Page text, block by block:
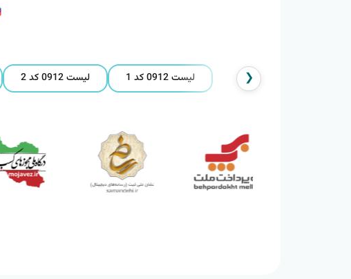
❮ لیست 0912 کد 1 لیست 0912 کد 2